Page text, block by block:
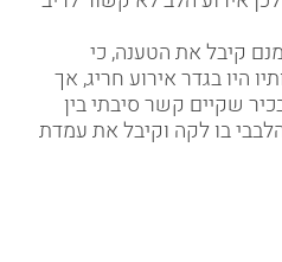
קיבל את הטענה, כי
היו בגדר אירוע חריג, אך
שקיים קשר סיבתי בין
בו לקה וקיבל את עמדת